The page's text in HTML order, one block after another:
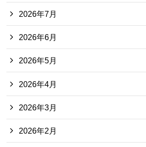
2026年7月
2026年6月
2026年5月
2026年4月
2026年3月
2026年2月